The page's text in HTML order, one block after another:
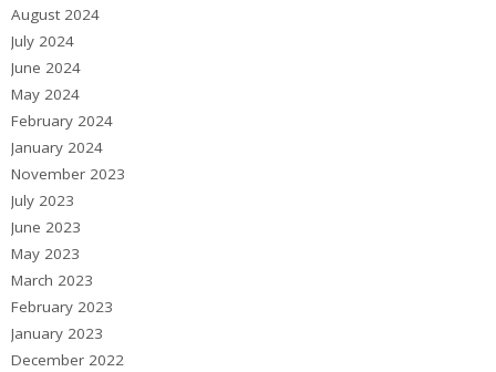
August 2024
July 2024
June 2024
May 2024
February 2024
January 2024
November 2023
July 2023
June 2023
May 2023
March 2023
February 2023
January 2023
December 2022